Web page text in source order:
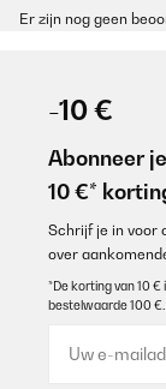
Er zijn nog geen
-10 €
Abonneer
10 €*
Schrijf je in voor
over
*De korting van 10
bestelwaarde 100 €.